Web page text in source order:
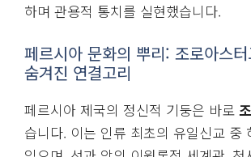
하며 관용적 통치를 실현했습니다.
페르시아 문화의 뿌리: 조로아스
숨겨진 연결고리
페르시아 제국의 정신적 기둥은 바로
습니다. 이는 인류 최초의 유일신교 중